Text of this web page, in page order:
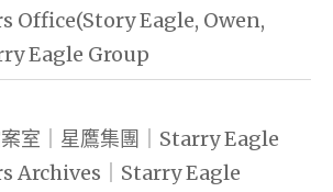
Office(Story Eagle, Owen,
Eagle Group
室｜星鷹集團｜Starry Eagle
Archives｜Starry Eagle